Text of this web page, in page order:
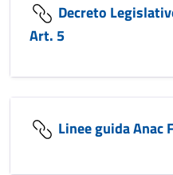
Decreto
Art. 5
Linee guida Anac